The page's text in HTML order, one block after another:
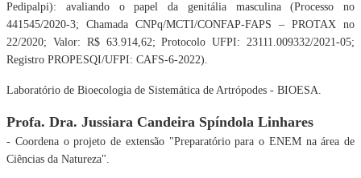
Pedipalpi): avaliando o papel da genitália masculina (Processo no
441545/2020-3; Chamada CNPq/MCTI/CONFAP-FAPS – PROTAX no
22/2020; Valor: R$ 63.914,62; Protocolo UFPI: 23111.009332/2021-05;
Registro PROPESQI/UFPI: CAFS-6-2022).
Laboratório de Bioecologia de Sistemática de Artrópodes - BIOESA.
Profa. Dra. Jussiara Candeira Spíndola Linhares
- Coordena o projeto de extensão "Preparatório para o ENEM na área de
Ciências da Natureza".